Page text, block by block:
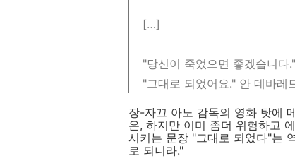
[…]
"당신이 죽었으면 좋겠습니다
"그대로 되었어요." 안 데바레
장-자끄 아노 감독의 영화 탓에
은, 하지만 이미 좀더 위험하고
시키는 문장 "그대로 되었다"는
로 되니라."